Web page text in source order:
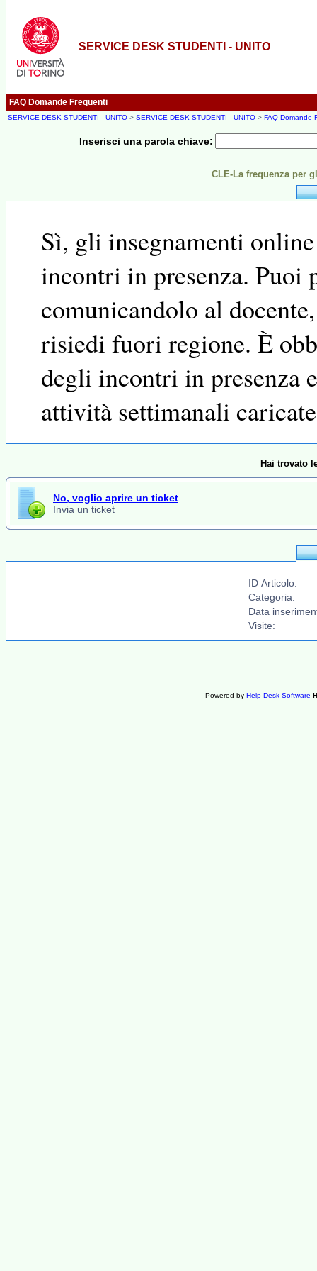
SERVICE DESK STUDENTI - UNITO
FAQ Domande Frequenti
SERVICE DESK STUDENTI - UNITO > SERVICE DESK STUDENTI - UNITO > FAQ Domande
Inserisci una parola chiave:
CLE-La frequenza per
Sì, gli insegnamenti
incontri in presenza. Puoi
comunicandolo al
risiedi fuori regione. È
degli incontri in presenza
attività settimanali
Hai trovato
No, voglio aprire un ticket
Invia un ticket
ID Articolo:
Categoria:
Data
Visite:
Powered by Help Desk Software